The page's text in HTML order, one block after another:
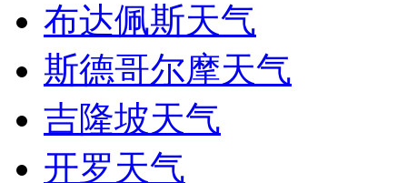
布达佩斯天气
斯德哥尔摩天气
吉隆坡天气
开罗天气